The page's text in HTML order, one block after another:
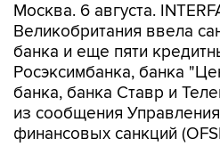
Москва. 6 августа.
Великобритания ввела
банка и еще пяти
Росэксимбанка, банка
банка, банка Ставр и
из сообщения
финансовых санкций